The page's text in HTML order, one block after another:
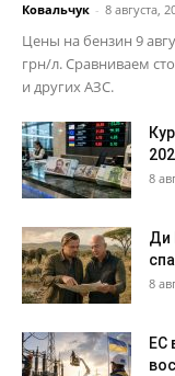
Ковальчук - 8 августа,
Цены на бензин 9
грн/л. Сравниваем
и других АЗС.
8
Ди
8
ЕС